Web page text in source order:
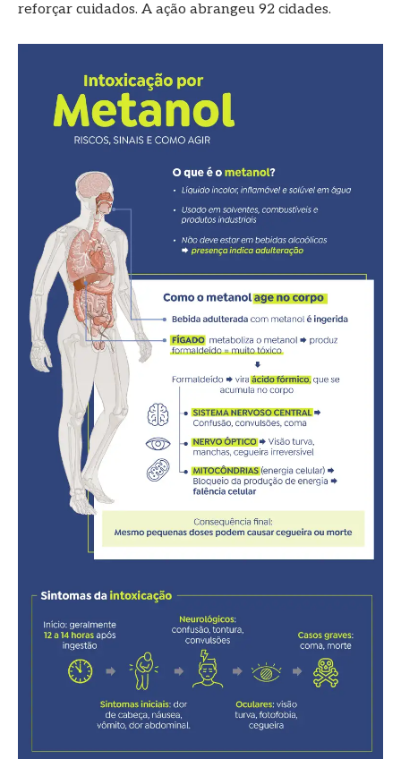
reforçar cuidados. A ação abrangeu 92 cidades.